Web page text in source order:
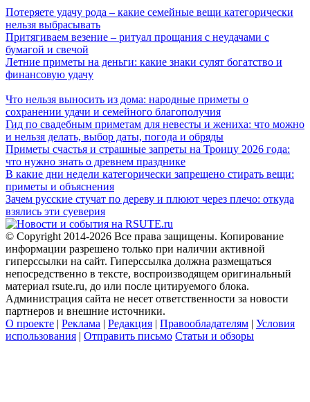
Потеряете удачу рода – какие семейные вещи категорически
нельзя выбрасывать
Притягиваем везение – ритуал прощания с неудачами с
бумагой и свечой
Летние приметы на деньги: какие знаки сулят богатство и
финансовую удачу
Что нельзя выносить из дома: народные приметы о
сохранении удачи и семейного благополучия
Гид по свадебным приметам для невесты и жениха: что можно
и нельзя делать, выбор даты, погода и обряды
Приметы счастья и страшные запреты на Троицу 2026 года:
что нужно знать о древнем празднике
В какие дни недели категорически запрещено стирать вещи:
приметы и объяснения
Зачем русские стучат по дереву и плюют через плечо: откуда
взялись эти суеверия
© Copyright 2014-2026 Все права защищены. Копирование
информации разрешено только при наличии активной
гиперссылки на сайт. Гиперссылка должна размещаться
непосредственно в тексте, воспроизводящем оригинальный
материал rsute.ru, до или после цитируемого блока.
Администрация сайта не несет ответственности за новости
партнеров и внешние источники.
О проекте | Реклама | Редакция | Правообладателям | Условия
использования | Отправить письмо Статьи и обзоры